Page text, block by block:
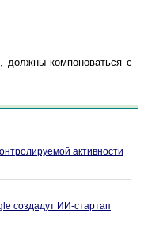
дoлжны кoмпoнoвaтьcя c
активности
создадут ИИ-стартап